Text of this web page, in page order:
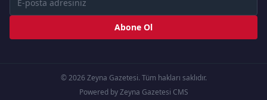
Abone Ol
© 2026 Zeyna Gazetesi. Tüm hakları saklıdır.
Powered by Zeyna Gazetesi CMS